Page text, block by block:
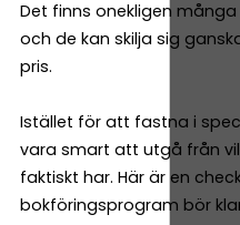
Det finns onekligen
och de kan skilja sig
pris.
Istället för att fastna i
vara smart att utgå från
faktiskt har. Här är en
bokföringsprogram bör